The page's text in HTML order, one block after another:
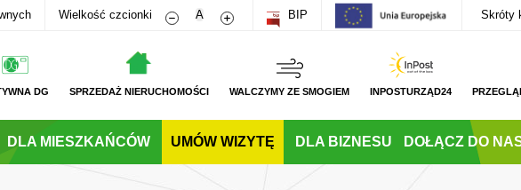
Wielkość czcionki Zmniejsz rozmiar czcionki
A Zwiększ rozmiar czcionki
BIP Skróty
DG SPRZEDAŻ NIERUCHOMOŚCI WALCZYMY ZE SMOGIEM INPOSTURZĄD24
DLA MIESZKAŃCÓW UMÓW WIZYTĘ DLA BIZNESU DOŁĄCZ DO